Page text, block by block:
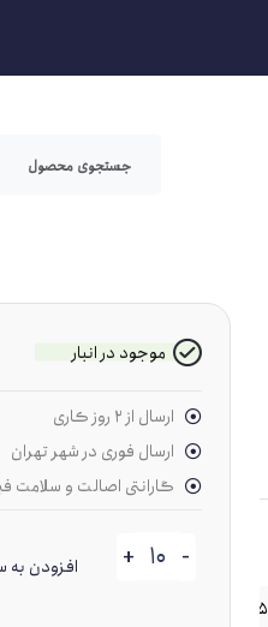
موجود در انبار
ارسال از ۲ روز کاری
ارسال فوری در شهر تهران
گارانتی اصالت و سلامت
-
+ افزودن به